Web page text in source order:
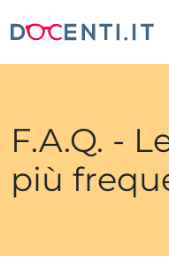
F.A.Q. -
più